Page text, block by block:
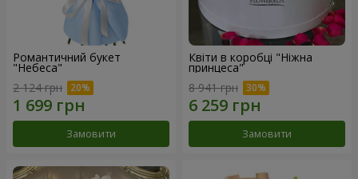
Романтичний букет
"Небеса"
2 124 грн
Замовити
Квіти в коробці "Ніжна
принцеса"
8 941 грн
Замовити